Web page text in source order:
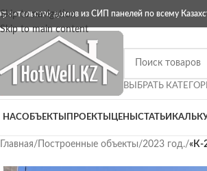
Skip to navigation
Skip to main content
домов из СИП панелей по всему
ВЫБРАТЬ
НАСОБЪЕКТЫ ПРОЕКТЫ ЦЕНЫ СТАТЬИ
Главная/ Построенные объекты/2023 год./«К-